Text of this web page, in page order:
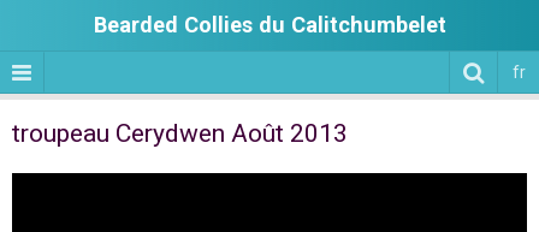
Bearded Collies du Calitchumbelet
fr
troupeau Cerydwen Août 2013